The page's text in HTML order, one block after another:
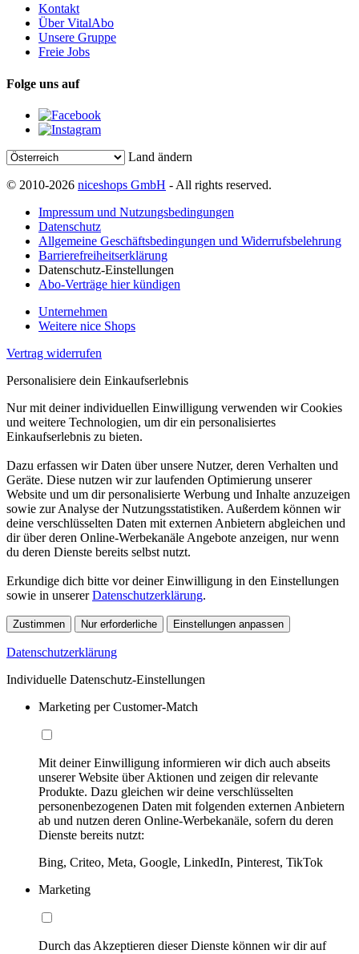
Kontakt
Über VitalAbo
Unsere Gruppe
Freie Jobs
Folge uns auf
Land ändern
© 2010-2026 niceshops GmbH - All rights reserved.
Impressum und Nutzungsbedingungen
Datenschutz
Allgemeine Geschäftsbedingungen und Widerrufsbelehrung
Barrierefreiheitserklärung
Datenschutz-Einstellungen
Abo-Verträge hier kündigen
Unternehmen
Weitere nice Shops
Vertrag widerrufen
Personalisiere dein Einkaufserlebnis
Nur mit deiner individuellen Einwilligung verwenden wir Cookies
und weitere Technologien, um dir ein personalisiertes
Einkaufserlebnis zu bieten.
Dazu erfassen wir Daten über unsere Nutzer, deren Verhalten und
Geräte. Diese nutzen wir zur laufenden Optimierung unserer
Website und um dir personalisierte Werbung und Inhalte anzuzeigen
sowie zur Analyse der Nutzungsstatistiken. Außerdem können wir
deine verschlüsselten Daten mit externen Anbietern abgleichen und
dir über deren Online-Werbekanäle Angebote anzeigen, nur wenn
du deren Dienste bereits selbst nutzt.
Erkundige dich bitte vor deiner Einwilligung in den Einstellungen
sowie in unsererDatenschutzerklärung.
Zustimmen Nur erforderliche Einstellungen anpassen
Datenschutzerklärung
Individuelle Datenschutz-Einstellungen
Marketing per Customer-Match
Mit deiner Einwilligung informieren wir dich auch abseits
unserer Website über Aktionen und zeigen dir relevante
Produkte. Dazu gleichen wir deine verschlüsselten
personenbezogenen Daten mit folgenden externen Anbietern
ab und nutzen deren Online-Werbekanäle, sofern du deren
Dienste bereits nutzt:
Bing, Criteo, Meta, Google, LinkedIn, Pinterest, TikTok
Marketing
Durch das Akzeptieren dieser Dienste können wir dir auf